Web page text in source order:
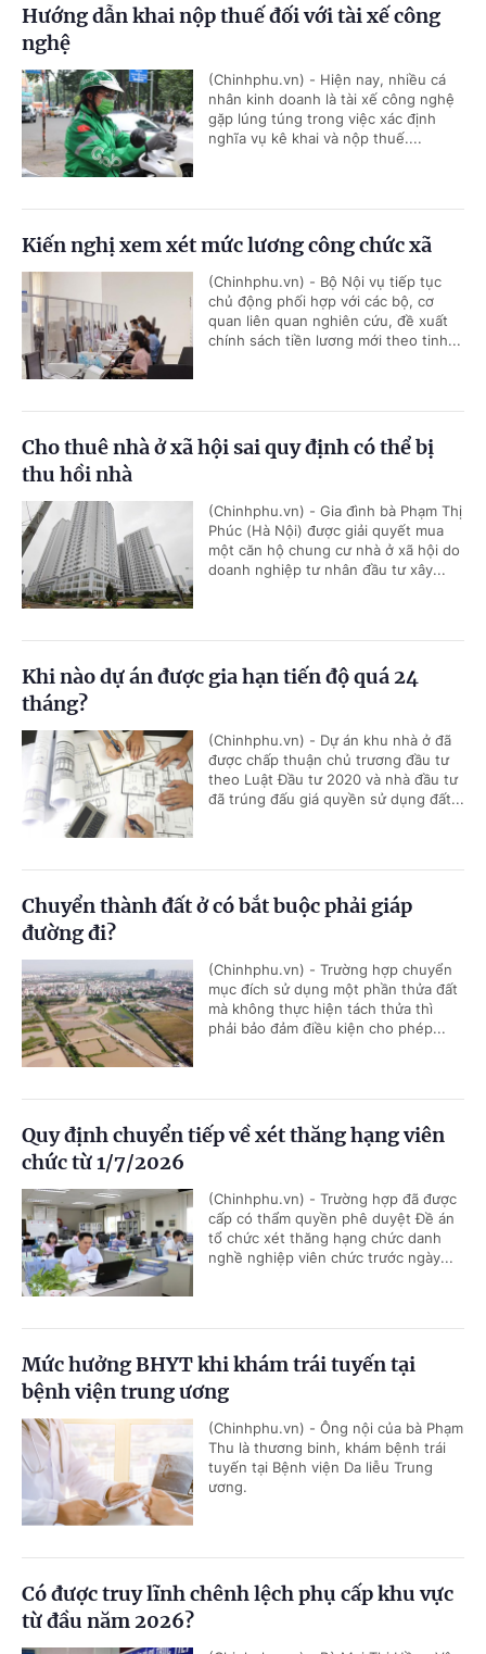
Hướng dẫn khai nộp thuế đối với tài xế công
nghệ
(Chinhphu.vn) - Hiện nay, nhiều cá
nhân kinh doanh là tài xế công nghệ
gặp lúng túng trong việc xác định
nghĩa vụ kê khai và nộp thuế....
Kiến nghị xem xét mức lương công chức xã
(Chinhphu.vn) - Bộ Nội vụ tiếp tục
chủ động phối hợp với các bộ, cơ
quan liên quan nghiên cứu, đề xuất
chính sách tiền lương mới theo tinh...
Cho thuê nhà ở xã hội sai quy định có thể bị
thu hồi nhà
(Chinhphu.vn) - Gia đình bà Phạm Thị
Phúc (Hà Nội) được giải quyết mua
một căn hộ chung cư nhà ở xã hội do
doanh nghiệp tư nhân đầu tư xây...
Khi nào dự án được gia hạn tiến độ quá 24
tháng?
(Chinhphu.vn) - Dự án khu nhà ở đã
được chấp thuận chủ trương đầu tư
theo Luật Đầu tư 2020 và nhà đầu tư
đã trúng đấu giá quyền sử dụng đất...
Chuyển thành đất ở có bắt buộc phải giáp
đường đi?
(Chinhphu.vn) - Trường hợp chuyển
mục đích sử dụng một phần thửa đất
mà không thực hiện tách thửa thì
phải bảo đảm điều kiện cho phép...
Quy định chuyển tiếp về xét thăng hạng viên
chức từ 1/7/2026
(Chinhphu.vn) - Trường hợp đã được
cấp có thẩm quyền phê duyệt Đề án
tổ chức xét thăng hạng chức danh
nghề nghiệp viên chức trước ngày...
Mức hưởng BHYT khi khám trái tuyến tại
bệnh viện trung ương
(Chinhphu.vn) - Ông nội của bà Phạm
Thu là thương binh, khám bệnh trái
tuyến tại Bệnh viện Da liễu Trung
ương.
Có được truy lĩnh chênh lệch phụ cấp khu vực
từ đầu năm 2026?